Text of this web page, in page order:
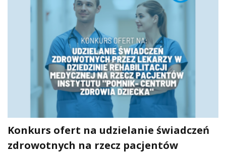
Konkurs ofert na udzielanie świadczeń
zdrowotnych na rzecz pacjentów